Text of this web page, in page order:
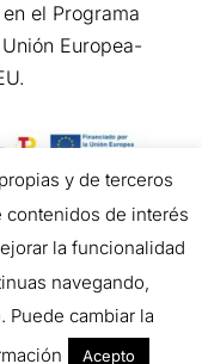
el Programa
Europea-
Reserved.
y de terceros
contenidos de interés
la funcionalidad
navegando,
Puede cambiar la
Acepto